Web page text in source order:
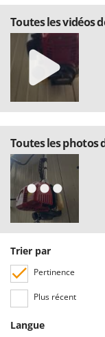
Stiga
Stocker
Sunseeker
Tecla
TecnoGen
Tellarini
Telwin
Tenco
Tineco
Titania
Tornado
Tre Spade
Trev - Abrek -
Trotec
Toutes les vidéos
Toutes les photos
Trier par
Pertinence
Plus récent
Langue